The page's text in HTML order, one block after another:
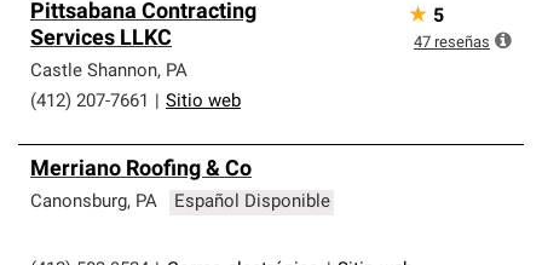
Pittsabana Contracting
Services LLKC
Castle Shannon, PA
(412) 207-7661
Sitio web
★ 5
47 reseñas
Merriano Roofing & Co
Canonsburg, PA Español Disponible